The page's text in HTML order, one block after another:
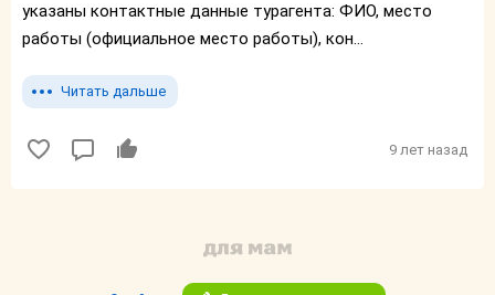
указаны контактные данные турагента: ФИО, место
работы (официальное место работы), кон...
Читать дальше
9 лет назад